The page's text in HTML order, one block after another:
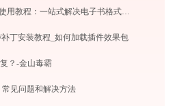
Calibre电子书管理工具使用教程：一站式解决电子书格式转换、元数据管理与设备同步
丁安装教程_如何加载插件效果包
？-金山毒霸
见问题和解决方法